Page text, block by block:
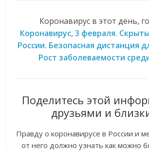
Коронавирус в этот день,
Коронавирус, 3 февраля.
России. Безопасная дистанция
Рост заболеваемости
Поделитесь этой
друзьями и
Правду о коронавирусе в России и
от него должно узнать как можно